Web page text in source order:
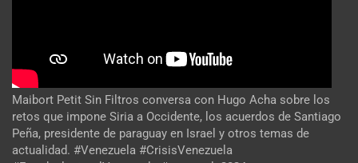
Maibort Petit Sin Filtros conversa con Hugo Acha sobre los
retos que impone Siria a Occidente, los acuerdos de Santiago
Peña, presidente de paraguay en Israel y otros temas de
actualidad. #Venezuela #CrisisVenezuela